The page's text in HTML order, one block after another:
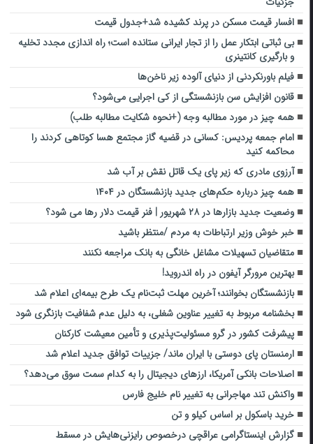
افسار قیمت مسکن در پرند کشیده شد+جدول قیمت
بی ثباتی ابتکار عمل را از تجار ایرانی ستانده است؛ راه اندازی مجدد تخلیه
و بارگیری کانتینری
فیلم باورنکردنی از دنیای آلوده زیر ناخن‌ها
قانون افزایش سن بازنشستگی از کی اجرایی می‌شود؟
همه چیز در مورد مطالبه وجه (+نحوه شکایت مطالبه طلب)
امام جمعه پردیس: کسانی در قضیه گاز مجتمع هسا کوتاهی کردند را
محاکمه کنید
آرزوی مادری که زیر پای یک قاتل نقش بر آب شد
همه چیز درباره حکم‌های جدید بازنشستگان در ۱۴۰۴
وضعیت جدید بازارها در ۲۸ شهریور | فنر قیمت دلار رها می شود؟
خبر خوش وزیر ارتباطات به مردم /منتظر باشید
متقاضیان تسهیلات مشاغل خانگی به بانک مراجعه نکنند
بهترین مرورگر آیفون در راه اندروید!
بازنشستگان بخوانند؛ آخرین مهلت ثبت‌نام یک طرح بیمه‌ای اعلام شد
بخشنامه مربوط به تغییر عناوین شغلی، به دلیل عدم شفافیت بازنگری شود
پیشرفت کشور در گرو مسئولیت‌پذیری و تأمین معیشت کارکنان
ارمنستان پای دوستی با ایران ماند/ جزییات توافق جدید اعلام شد
اصلاحات بانکی آمریکا، ارزهای دیجیتال را به کدام سمت سوق می‌دهد؟
واکنش تند مهاجرانی به تغییر نام خلیج فارس
خرید باسکول بر اساس کیلو و تن
گزارش اینستاگرامی عراقچی درخصوص رایزنی‌هایش در مسقط